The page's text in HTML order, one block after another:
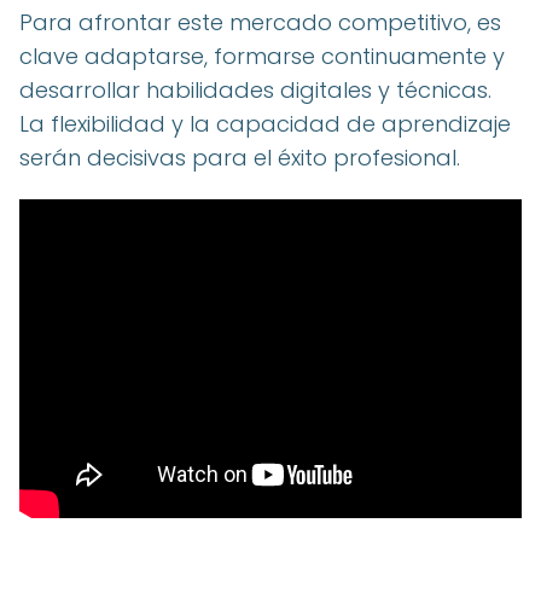
Para afrontar este mercado competitivo, es
clave adaptarse, formarse continuamente y
desarrollar habilidades digitales y técnicas.
La flexibilidad y la capacidad de aprendizaje
serán decisivas para el éxito profesional.